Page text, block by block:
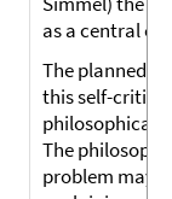
as a central
The planned
this self-
The
problem may